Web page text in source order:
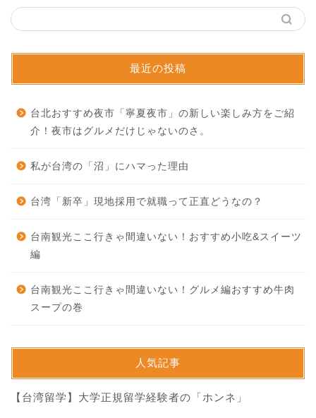
最近の投稿
台北おすすめ夜市「寧夏夜市」の新しい楽しみ方をご紹
介！夜市はグルメだけじゃないのさ。
私が台湾の「沼」にハマった理由
台湾「新卒」現地採用で就職って正直どうなの？
台南観光ここ行きゃ間違いない！おすすめ小吃&スイーツ
編
台南観光ここ行きゃ間違いない！グルメ編おすすめ牛肉
スープの巻
人気記事
【台湾留学】大学正規留学経験者の「ホンネ」